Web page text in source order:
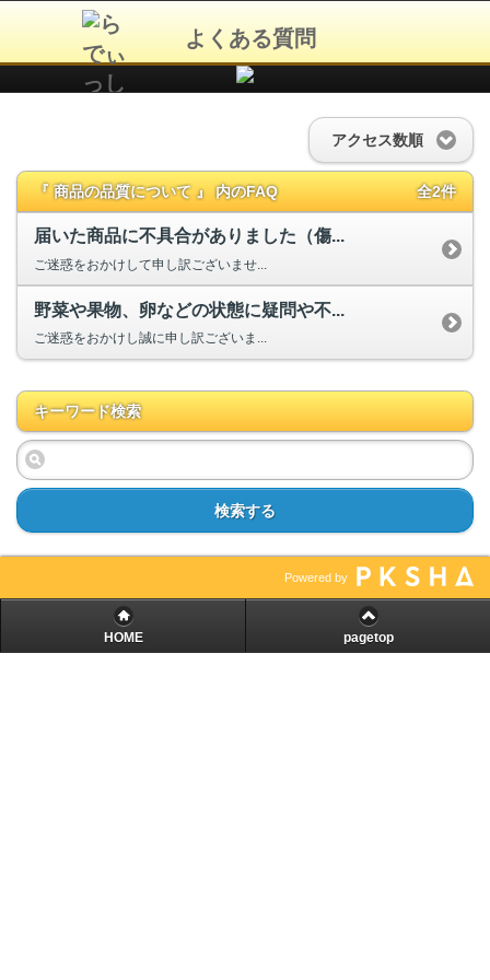
よくある質問
アクセス数順
『 商品の品質について 』 内のFAQ 全2件
届いた商品に不具合がありました（傷...
ご迷惑をおかけして申し訳ございませ...
野菜や果物、卵などの状態に疑問や不...
ご迷惑をおかけし誠に申し訳ございま...
キーワード検索
検索する
Powered by
HOME pagetop